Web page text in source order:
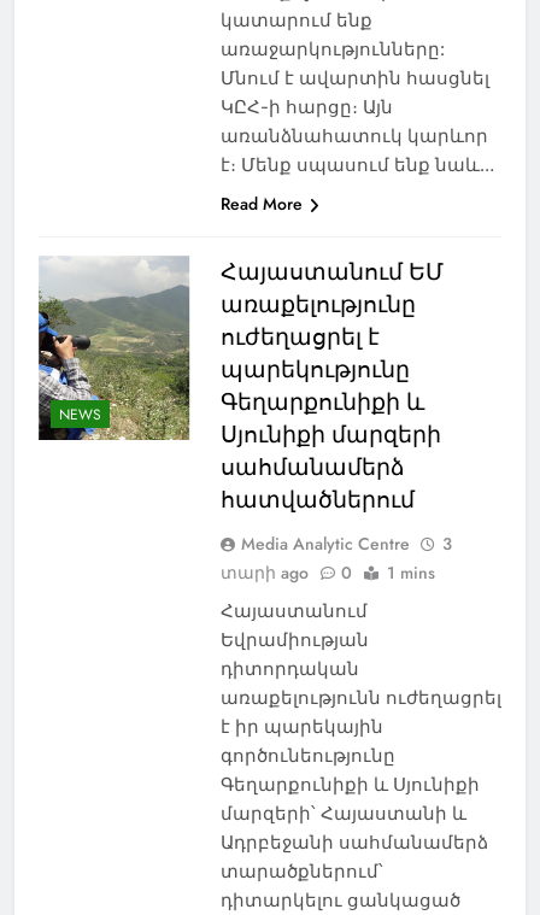
կատարում ենք
առաջարկությունները:
Մնում է ավարտին հասցնել
ԿԸՀ-ի հարցը։ Այն
առանձնահատուկ կարևոր
է։ Մենք սպասում ենք նաև…
Read More
NEWS
Հայաստանում ԵՄ
առաքելությունը
ուժեղացրել է
պարեկությունը
Գեղարքունիքի և
Սյունիքի մարզերի
սահմանամերձ
հատվածներում
Media Analytic Centre
3
տարի ago
0 1 mins
Հայաստանում
Եվրամիության
դիտորդական
առաքելությունն ուժեղացրել
է իր պարեկային
գործունեությունը
Գեղարքունիքի և Սյունիքի
մարզերի՝ Հայաստանի և
Ադրբեջանի սահմանամերձ
տարածքներում՝
դիտարկելու ցանկացած